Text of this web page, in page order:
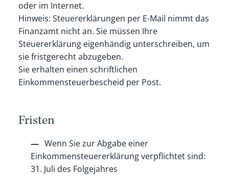
oder im Internet.
Hinweis: Steuererklärungen per E-Mail nimmt das
Finanzamt nicht an. Sie müssen Ihre
Steuererklärung eigenhändig unterschreiben, um
sie fristgerecht abzugeben.
Sie erhalten einen schriftlichen
Einkommensteuerbescheid per Post.
Fristen
Wenn Sie zur Abgabe einer
Einkommensteuererklärung verpflichtet sind:
31. Juli des Folgejahres